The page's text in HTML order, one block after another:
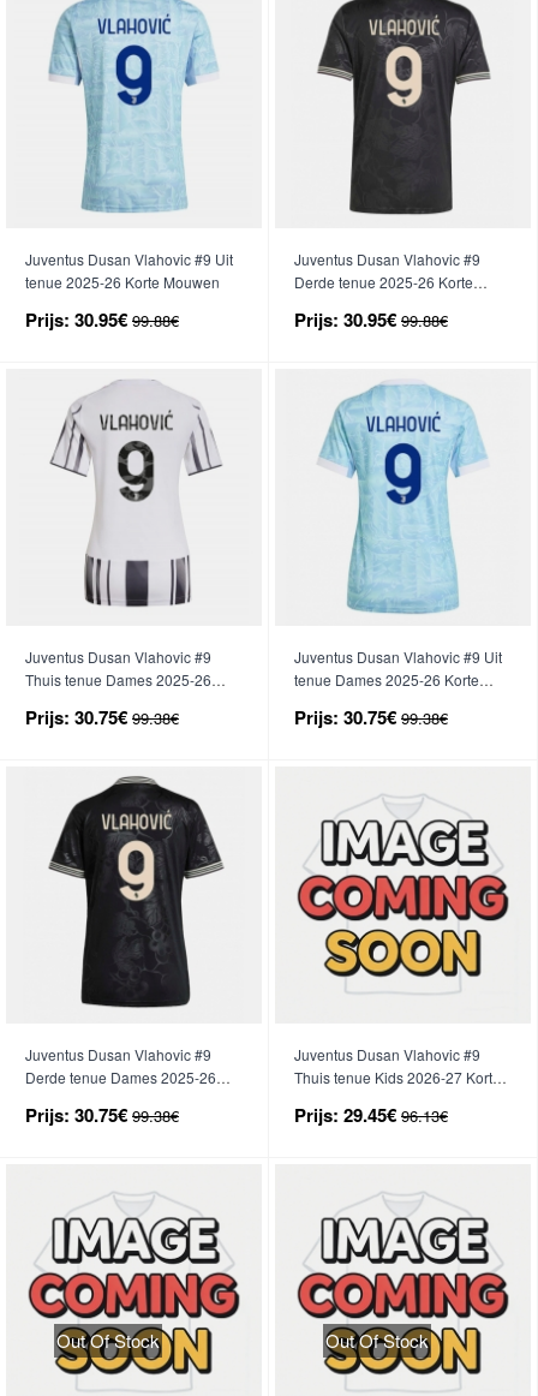
Juventus Dusan Vlahovic #9 Uit
tenue 2025-26 Korte Mouwen
Prijs: 30.95€ 99.88€
Juventus Dusan Vlahovic #9
Derde tenue 2025-26 Korte
Prijs: 30.95€ 99.88€
Juventus Dusan Vlahovic #9
Thuis tenue Dames 2025-26
Prijs: 30.75€ 99.38€
Juventus Dusan Vlahovic #9 Uit
tenue Dames 2025-26 Korte
Prijs: 30.75€ 99.38€
Juventus Dusan Vlahovic #9
Derde tenue Dames 2025-26
Prijs: 30.75€ 99.38€
Juventus Dusan Vlahovic #9
Thuis tenue Kids 2026-27 Korte
Prijs: 29.45€ 96.13€
Out Of Stock Out Of Stock